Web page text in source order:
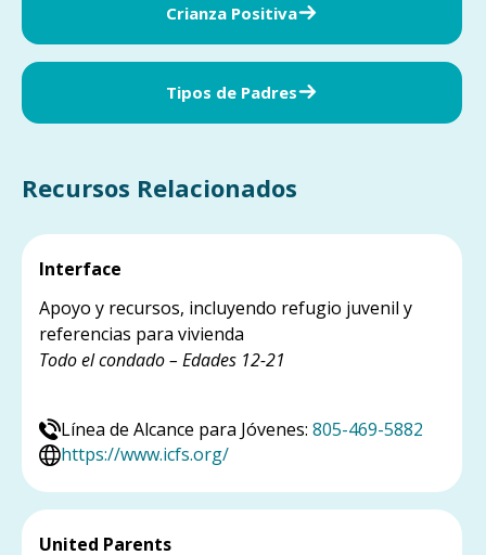
Crianza Positiva
Tipos de Padres
Recursos Relacionados
Interface
Apoyo y recursos, incluyendo refugio juvenil y
referencias para vivienda
Todo el condado – Edades 12-21
Línea de Alcance para Jóvenes: 805-469-5882
https://www.icfs.org/
United Parents